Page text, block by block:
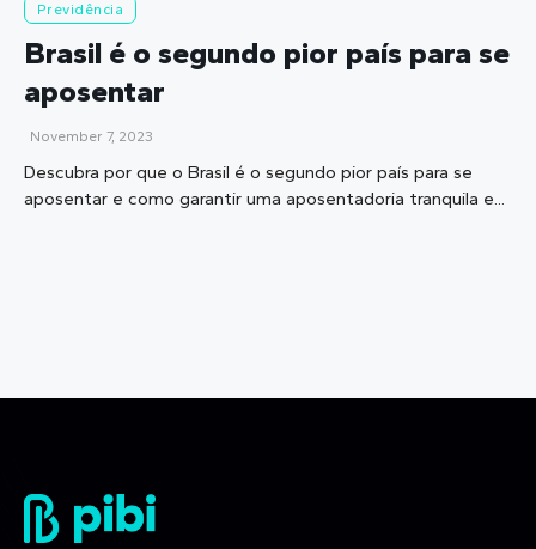
Previdência
Brasil é o segundo pior país para se
aposentar
November 7, 2023
Descubra por que o Brasil é o segundo pior país para se
aposentar e como garantir uma aposentadoria tranquila e...